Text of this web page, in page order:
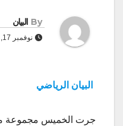
By البيان
نوفمبر 17, 2023
البيان الرياضي
جرت الخميس مجموعة